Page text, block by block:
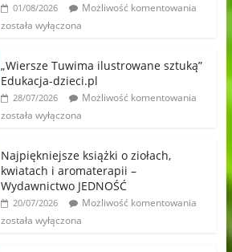
01/08/2026
Możliwość komentowania
została wyłączona
„Wiersze Tuwima ilustrowane sztuką”
Edukacja-dzieci.pl
28/07/2026
Możliwość komentowania
została wyłączona
Najpiękniejsze książki o ziołach,
kwiatach i aromaterapii –
Wydawnictwo JEDNOŚĆ
20/07/2026
Możliwość komentowania
została wyłączona